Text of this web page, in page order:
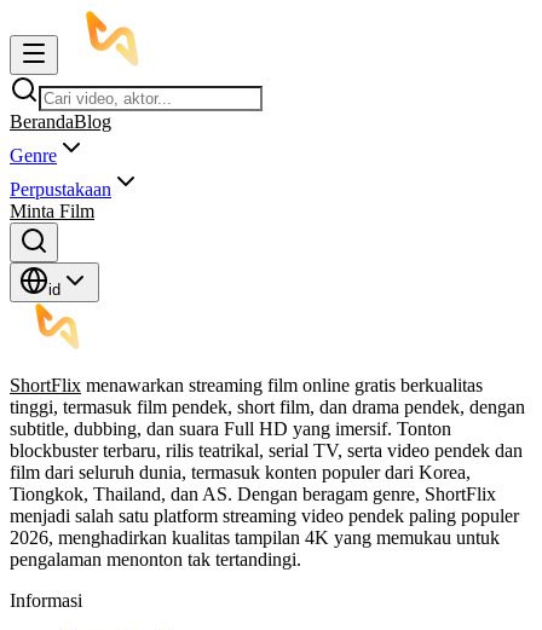
BerandaBlog
Genre
Perpustakaan
Minta Film
id
ShortFlix menawarkan streaming film online gratis berkualitas
tinggi, termasuk film pendek, short film, dan drama pendek, dengan
subtitle, dubbing, dan suara Full HD yang imersif. Tonton
blockbuster terbaru, rilis teatrikal, serial TV, serta video pendek dan
film dari seluruh dunia, termasuk konten populer dari Korea,
Tiongkok, Thailand, dan AS. Dengan beragam genre, ShortFlix
menjadi salah satu platform streaming video pendek paling populer
2026, menghadirkan kualitas tampilan 4K yang memukau untuk
pengalaman menonton tak tertandingi.
Informasi